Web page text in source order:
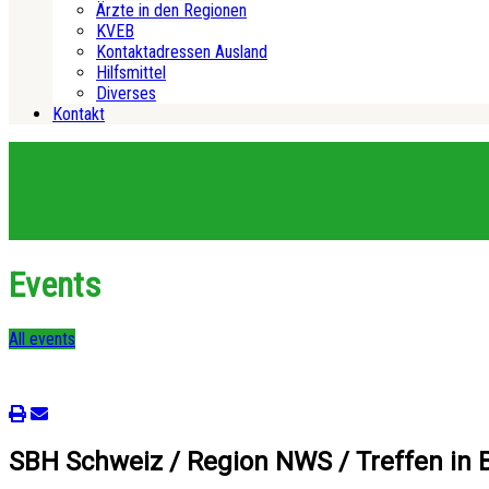
Ärzte in den Regionen
KVEB
Kontaktadressen Ausland
Hilfsmittel
Diverses
Kontakt
Events
All events
SBH Schweiz / Region NWS / Treffen in